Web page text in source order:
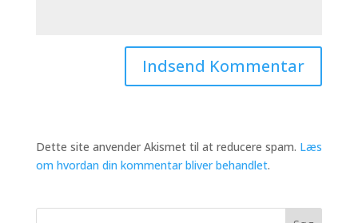
Dette site anvender Akismet til at reducere spam. Læs
om hvordan din kommentar bliver behandlet.